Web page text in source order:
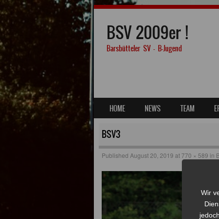
BSV 2009er !
Barsbütteler SV – B-Jugend
MENU
SKIP TO CONTENT
HOME NEWS TEAM
BSV3
Published August 20, 2019 at770 × 589 in
Wir